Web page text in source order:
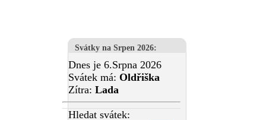
Svátky na Srpen 2026:
Dnes je 6.Srpna 2026
Svátek má: Oldřiška
Zítra: Lada
Hledat svátek: